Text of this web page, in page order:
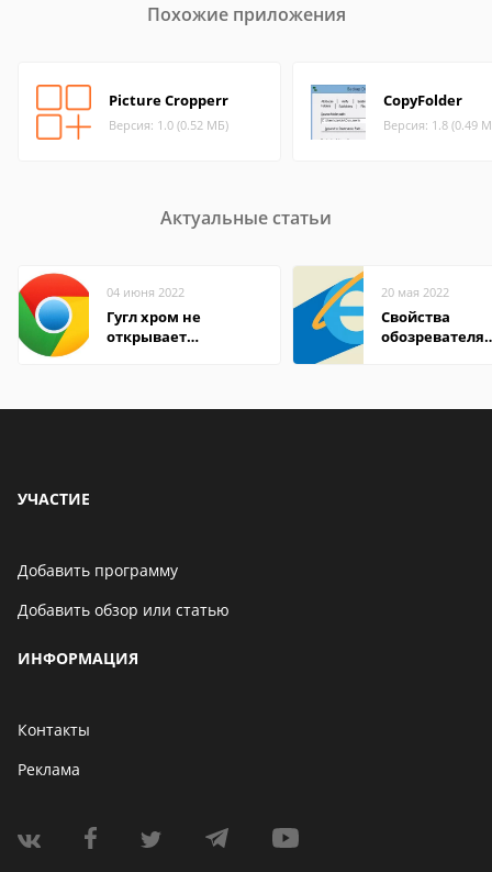
Похожие приложения
Picture Cropperr
Версия: 1.0 (0.52 МБ)
CopyFolder
Версия: 1.8 (0.49
Актуальные статьи
04 июня 2022
Гугл хром не
открывает
20 мая 2022
Свойства
обозревателя
УЧАСТИЕ
Добавить программу
Добавить обзор или статью
ИНФОРМАЦИЯ
Контакты
Реклама